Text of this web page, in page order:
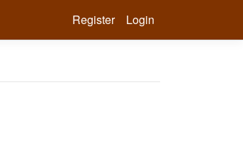
Register Login